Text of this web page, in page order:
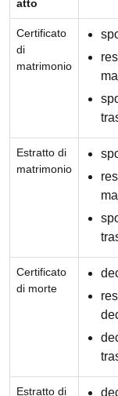
atto
Certificato
di
matrimonio
Estratto di
matrimonio
Certificato
di morte
Estratto di